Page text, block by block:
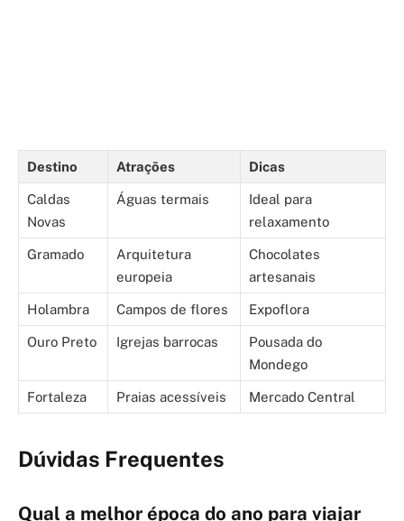
Destino Atrações Dicas
Caldas
Novas
Águas termais
Ideal para
relaxamento
Gramado
Arquitetura
europeia
Chocolates
artesanais
Holambra Campos de flores Expoflora
Ouro Preto Igrejas barrocas
Pousada do
Mondego
Fortaleza Praias acessíveis Mercado Central
Dúvidas Frequentes
Qual a melhor época do ano para viajar